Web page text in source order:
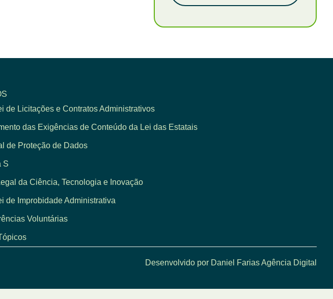
de Licitações e Contratos Administrativos
das Exigências de Conteúdo da Lei das Estatais
de Proteção de Dados
S
da Ciência, Tecnologia e Inovação
de Improbidade Administrativa
Voluntárias
Desenvolvido por Daniel Farias Agência Digital